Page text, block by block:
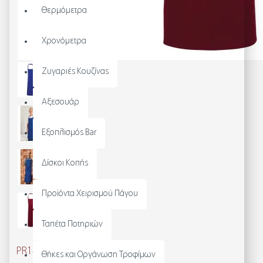
Θερμόμετρα
Χρονόμετρα
Ζυγαριές Κουζίνας
Αξεσουάρ
Εξοπλισμός Bar
Δίσκοι Κοπής
Προϊόντα Χειρισμού Πάγου
Ταπέτα Ποτηριών
Θήκες και Οργάνωση Τροφίμων
PR149 - ΠΑΙΔΙΚΗ ΠΟΔΙΑ ΛΑΙΜΟΥ